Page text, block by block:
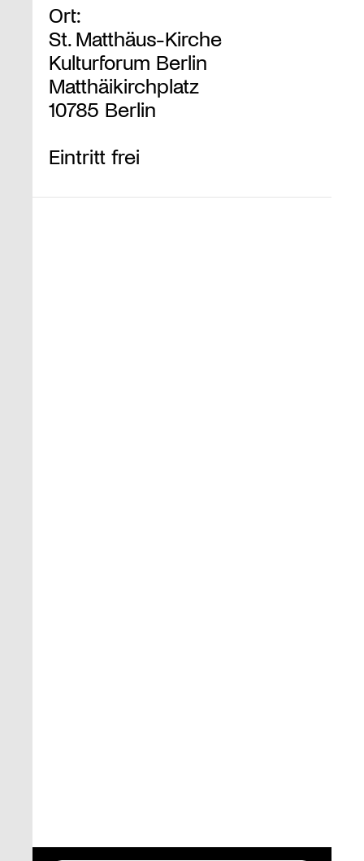
Ort:
St. Matthäus-Kirche
Kulturforum Berlin
Matthäikirchplatz
10785 Berlin
Eintritt frei